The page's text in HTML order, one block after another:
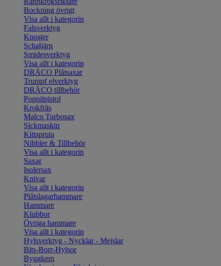
Bockning övrigt
Visa allt i kategorin
Falsverktyg
Knoster
Schaljärn
Smidesverktyg
Visa allt i kategorin
DRÄCO Plåtsaxar
Trumpf elverktyg
DRÄCO tillbehör
Popnitpistol
Krokfräs
Malco Turbosax
Sickmaskin
Kittspruta
Nibbler & Tillbehör
Visa allt i kategorin
Saxar
Isolersax
Knivar
Visa allt i kategorin
Plåtslagarhammare
Hammare
Klubbor
Övriga hammare
Visa allt i kategorin
Hylsverktyg - Nycklar - Mejslar
Bits-Borr-Hylsor
Byggkem